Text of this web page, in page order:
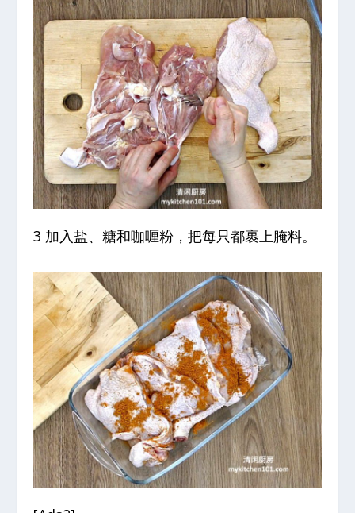
3 加入盐、糖和咖喱粉，把每只都裹上腌料。